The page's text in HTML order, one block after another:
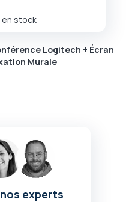
stock
Logitech + Écran
Murale
experts